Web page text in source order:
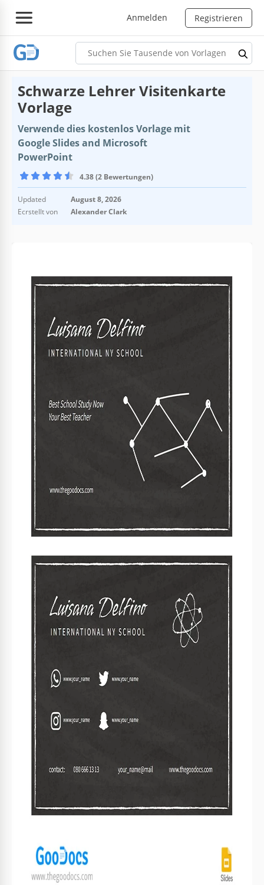
Anmelden Registrieren
Schwarze Lehrer Visitenkarte
Vorlage
Verwende dies kostenlos Vorlage mit
Google Slides and Microsoft
PowerPoint
4.38 (2 Bewertungen)
Updated
August 8, 2026
Ecrstellt von
Alexander Clark